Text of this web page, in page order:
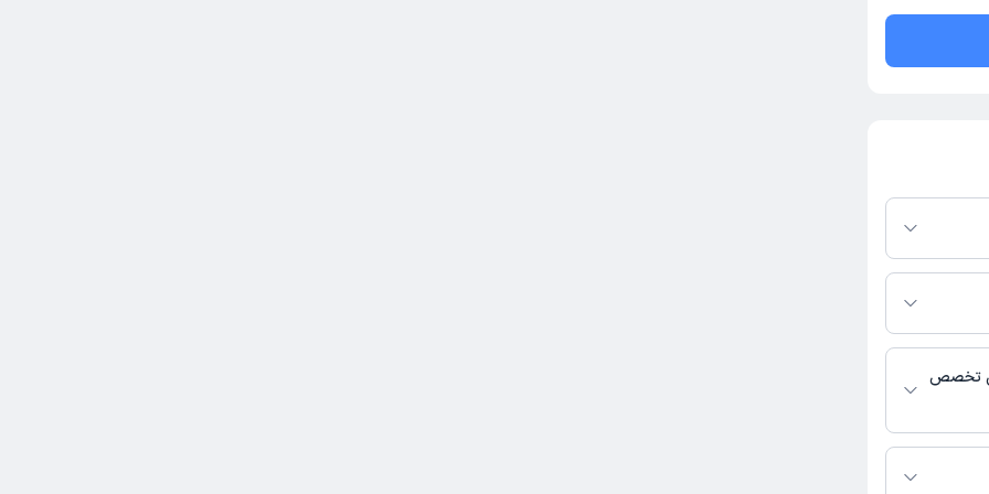
دکترتو باشند،
بودن پروفایل
برنامه حضور
پزشکی و
تخصص
فعالیت می‌کنند.